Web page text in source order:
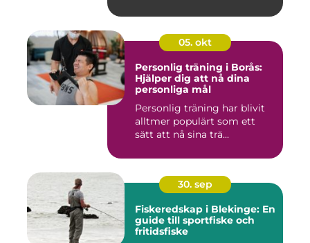
05. okt
Personlig träning i Borås:
Hjälper dig att nå dina
personliga mål
Personlig träning har blivit
alltmer populärt som ett
sätt att nå sina trä...
30. sep
Fiskeredskap i Blekinge: En
guide till sportfiske och
fritidsfiske